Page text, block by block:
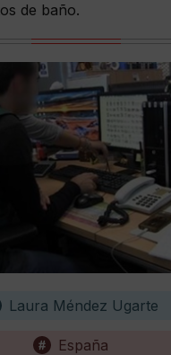
de baño.
Laura Méndez Ugarte
España